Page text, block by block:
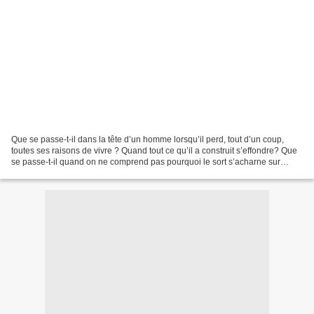
Que se passe-t-il dans la tête d’un homme lorsqu’il perd, tout d’un coup,
toutes ses raisons de vivre ? Quand tout ce qu’il a construit s’effondre? Que
se passe-t-il quand on ne comprend pas pourquoi le sort s’acharne sur